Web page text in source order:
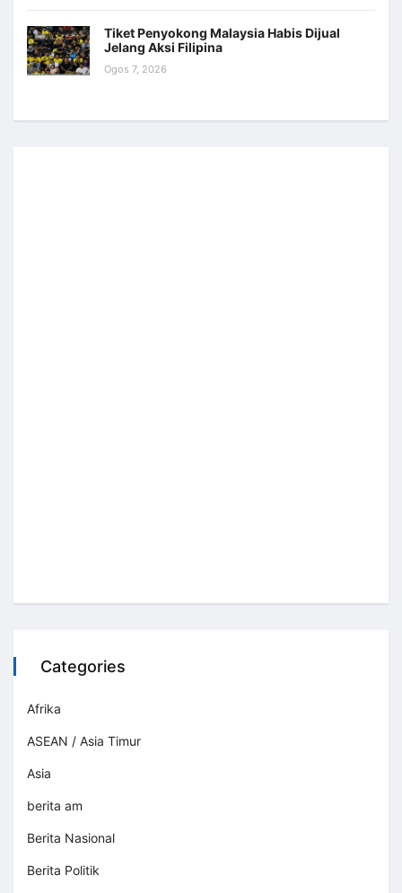
Tiket Penyokong Malaysia Habis Dijual
Jelang Aksi Filipina
Ogos 7, 2026
Categories
Afrika
ASEAN / Asia Timur
Asia
berita am
Berita Nasional
Berita Politik